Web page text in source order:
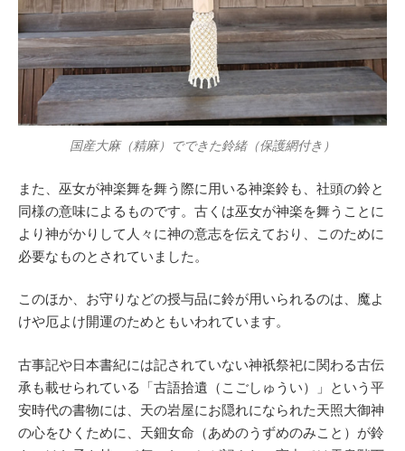
国産大麻（精麻）でできた鈴緒（保護網付き）
また、巫女が神楽舞を舞う際に用いる神楽鈴も、社頭の鈴と
同様の意味によるものです。古くは巫女が神楽を舞うことに
より神がかりして人々に神の意志を伝えており、このために
必要なものとされていました。
このほか、お守りなどの授与品に鈴が用いられるのは、魔よ
けや厄よけ開運のためともいわれています。
古事記や日本書紀には記されていない神祇祭祀に関わる古伝
承も載せられている「古語拾遺（こごしゅうい）」という平
安時代の書物には、天の岩屋にお隠れになられた天照大御神
の心をひくために、天鈿女命（あめのうずめのみこと）が鈴